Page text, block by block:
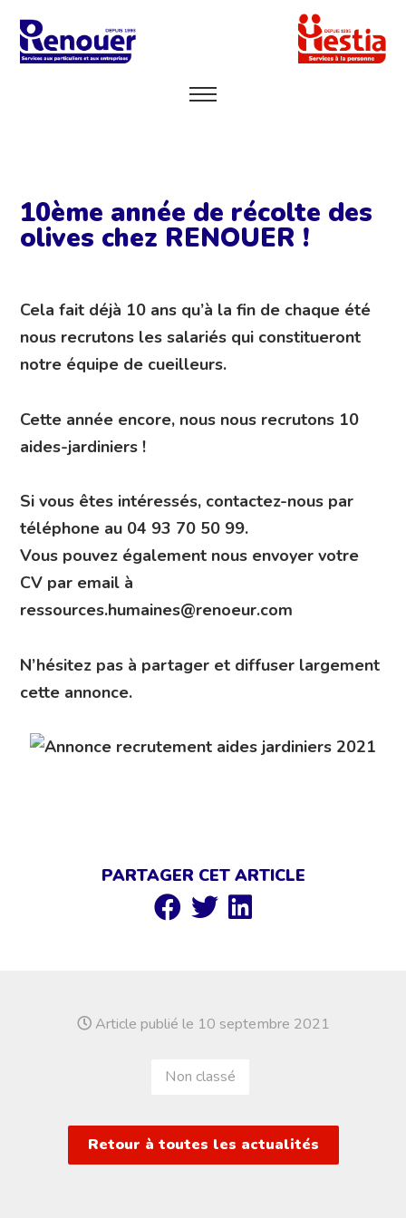
10ème année de récolte des
olives chez RENOUER !
Cela fait déjà 10 ans qu’à la fin de chaque été
nous recrutons les salariés qui constitueront
notre équipe de cueilleurs.
Cette année encore, nous nous recrutons 10
aides-jardiniers !
Si vous êtes intéressés, contactez-nous par
téléphone au 04 93 70 50 99.
Vous pouvez également nous envoyer votre
CV par email à
ressources.humaines@renoeur.com
N’hésitez pas à partager et diffuser largement
cette annonce.
PARTAGER CET ARTICLE
Article publié le 10 septembre 2021
Non classé
Retour à toutes les actualités